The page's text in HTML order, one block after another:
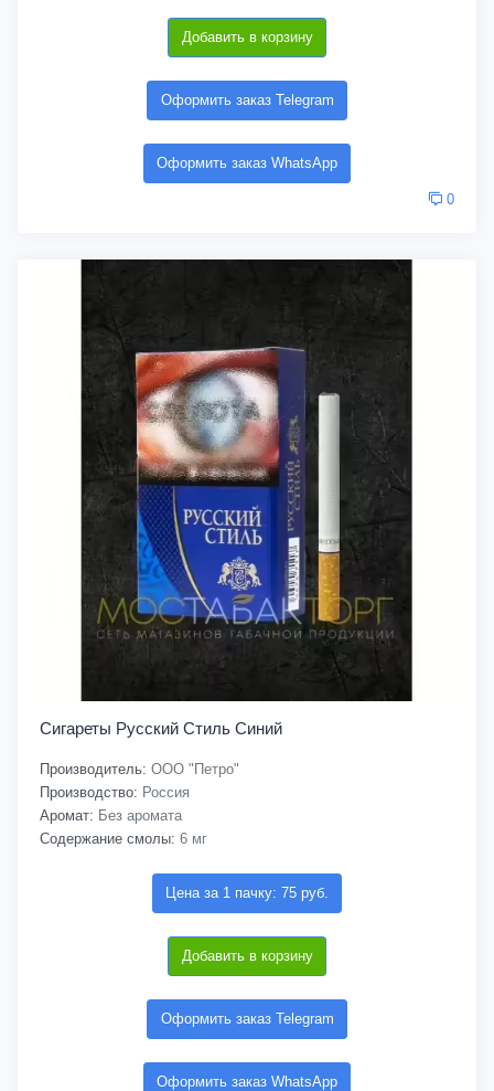
Добавить в корзину
Оформить заказ Telegram
Оформить заказ WhatsApp
0
Сигареты Русский Стиль Синий
Производитель: ООО "Петро"
Производство: Россия
Аромат: Без аромата
Содержание смолы: 6 мг
Цена за 1 пачку: 75 руб.
Добавить в корзину
Оформить заказ Telegram
Оформить заказ WhatsApp